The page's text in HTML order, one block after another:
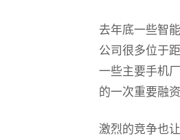
去年底一些智
公司很多位于
一些主要手机
的一次重要融
激烈的竞争也